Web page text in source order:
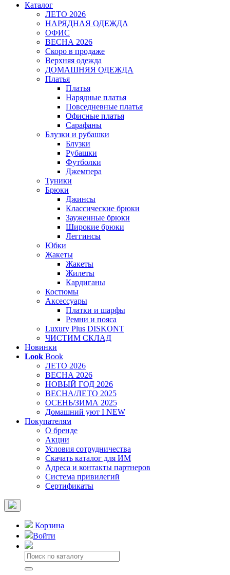
Каталог
ЛЕТО 2026
НАРЯДНАЯ ОДЕЖДА
ОФИС
ВЕСНА 2026
Скоро в продаже
Верхняя одежда
ДОМАШНЯЯ ОДЕЖДА
Платья
Платья
Нарядные платья
Повседневные платья
Офисные платья
Сарафаны
Блузки и рубашки
Блузки
Рубашки
Футболки
Джемпера
Туники
Брюки
Джинсы
Классические брюки
Зауженные брюки
Широкие брюки
Леггинсы
Юбки
Жакеты
Жакеты
Жилеты
Кардиганы
Костюмы
Аксессуары
Платки и шарфы
Ремни и пояса
Luxury Plus DISKONT
ЧИСТИМ СКЛАД
Новинки
Look Book
ЛЕТО 2026
ВЕСНА 2026
НОВЫЙ ГОД 2026
ВЕСНА/ЛЕТО 2025
ОСЕНЬ/ЗИМА 2025
Домашний уют I NEW
Покупателям
О бренде
Акции
Условия сотрудничества
Скачать каталог для ИМ
Адреса и контакты партнеров
Система привилегий
Сертификаты
Корзина
Войти